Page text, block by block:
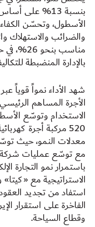
بنسبة 13%
الأسطول، وتحسّن
بالإدارة المنضبطة
شهد الأداء نمواً قوياً
الأجرة المساهم
520 مركبة أجرة
مع توسّع عمليات شركة
باستمرار نمو التجارة
الاستراتيجية مع
استفاد من تجديد
الفاخرة على استقرار
وقطاع السياحة.